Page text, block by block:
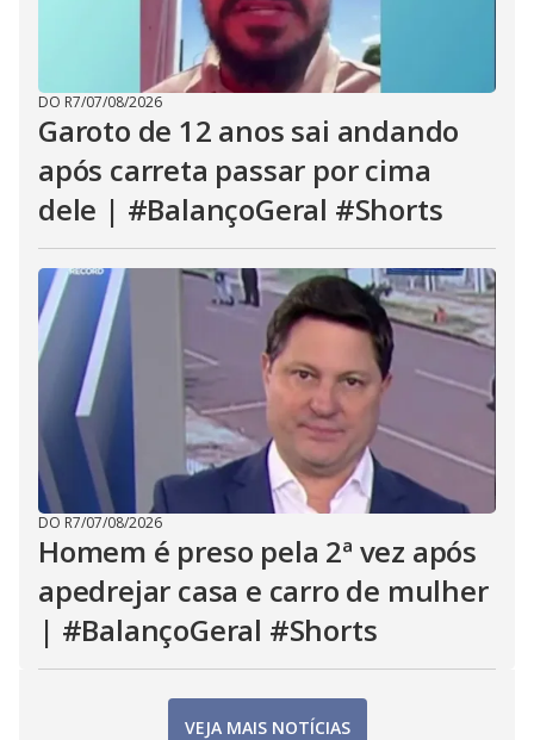
DO R7/07/08/2026
Garoto de 12 anos sai andando
após carreta passar por cima
dele | #BalançoGeral #Shorts
DO R7/07/08/2026
Homem é preso pela 2ª vez após
apedrejar casa e carro de mulher
| #BalançoGeral #Shorts
VEJA MAIS NOTÍCIAS